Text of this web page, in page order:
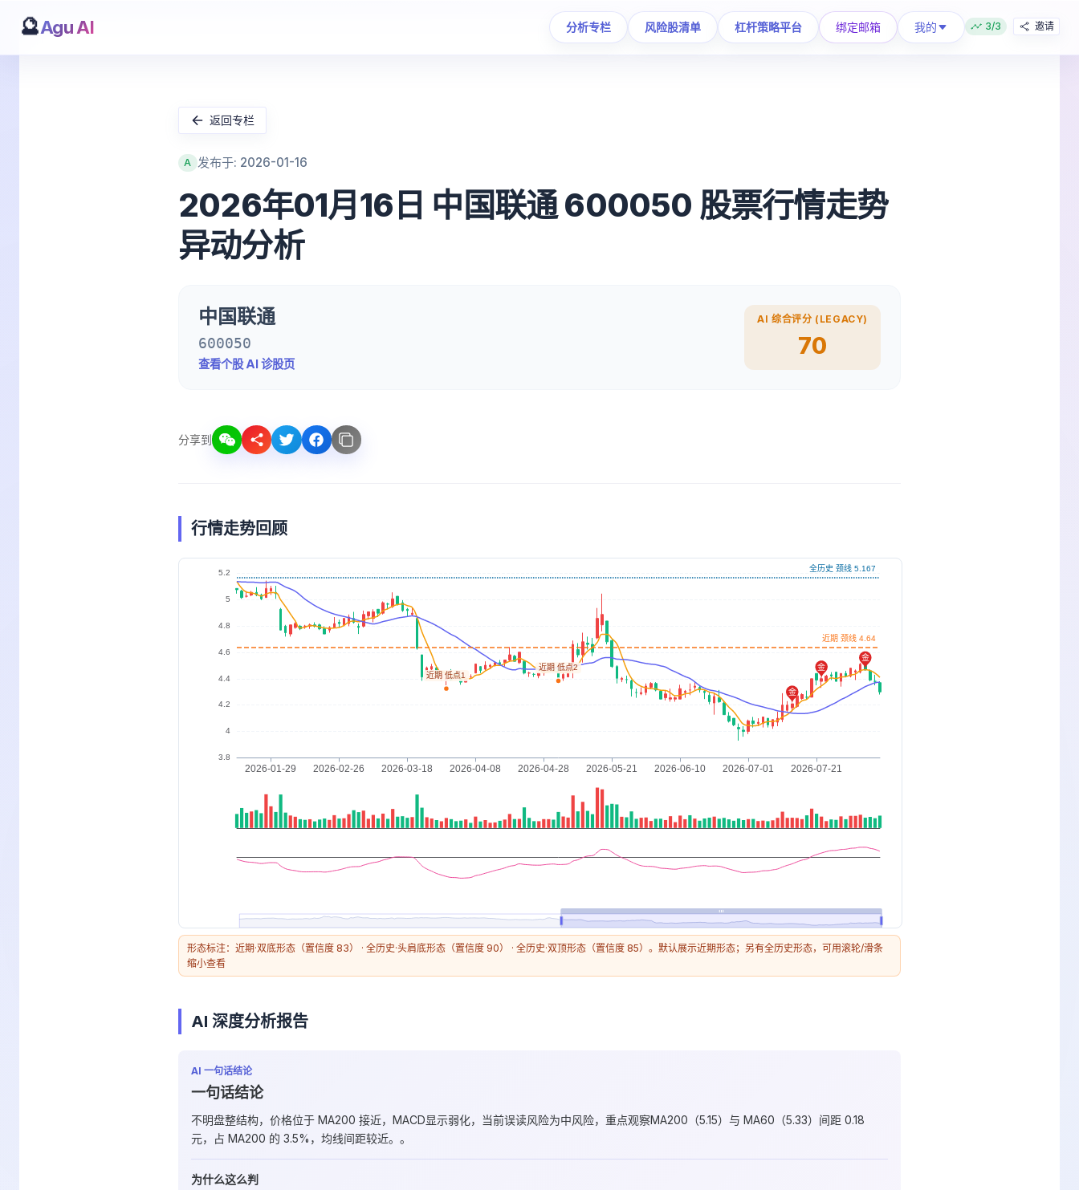
🔮Agu AI 分析专栏 风险股清单 杠杆策略平台 绑定邮箱 我的 3/3 邀请
返回专栏
A 发布于: 2026-01-16
2026年01月16日 中国联通 600050 股票行情走势
异动分析
中国联通
600050
查看个股 AI 诊股页
AI 综合评分 (LEGACY)
70
分享到
行情走势回顾
形态标注：近期·双底形态（置信度 83） · 全历史·头肩底形态（置信度 90） · 全历史·双顶形态（置信度 85）。默认展示近期形态；另有全历史形态，可用滚轮/滑条
缩小查看
AI 深度分析报告
AI 一句话结论
一句话结论
不明盘整结构，价格位于 MA200 接近，MACD显示弱化，当前误读风险为中风险，重点观察MA200（5.15）与 MA60（5.33）间距 0.18
元，占 MA200 的 3.5%，均线间距较近。。
为什么这么判